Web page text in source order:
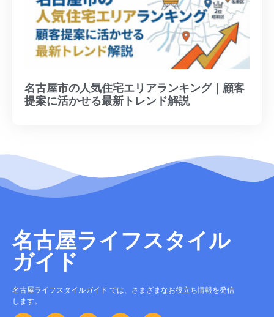
名古屋市の人気住宅エリアランキング｜顧客
提案に活かせる最新トレンド解説
名古屋ライフスタイル
ガイド
名古屋ライフスタイルガイド では、さまざまなお役立ち情報を発信
します。